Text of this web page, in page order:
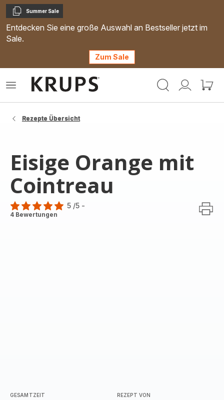
Kopieren
Summer Sale
Entdecken Sie eine große Auswahl an Bestseller jetzt im
Sale.
Zum Sale
Mein
Mein
Das
Rezepte Übersicht
Eisige Orange mit
Cointreau
Bewertung
5 /5 -
4 Bewertungen
GESAMTZEIT REZEPT VON